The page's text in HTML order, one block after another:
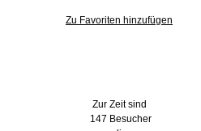
Zu Favoriten hinzufügen
Zur Zeit sind
147 Besucher